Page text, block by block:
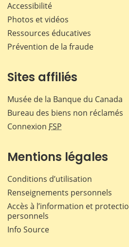
Accessibilité
Photos et vidéos
Ressources éducatives
Prévention de la fraude
Sites affiliés
Musée de la Banque du Canada
Bureau des biens non réclamés
Connexion FSP
Mentions légales
Conditions d’utilisation
Renseignements personnels
Accès à l’information et
personnels
Info Source